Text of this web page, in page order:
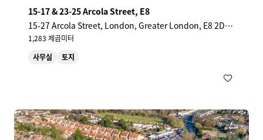
15-17 & 23-25 Arcola Street, E8
15-27 Arcola Street, London, Greater London, E8 2DJ,
UK
1,283 제곱미터
사무실
토지